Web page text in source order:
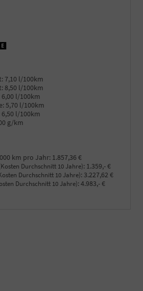
7,10 l/100km
8,50 l/100km
6,00 l/100km
5,70 l/100km
6,50 l/100km
g/km
km pro Jahr: 1.857,36 €
Durchschnitt 10 Jahre): 1.359,- €
Durchschnitt 10 Jahre): 3.227,62 €
Durchschnitt 10 Jahre): 4.983,- €